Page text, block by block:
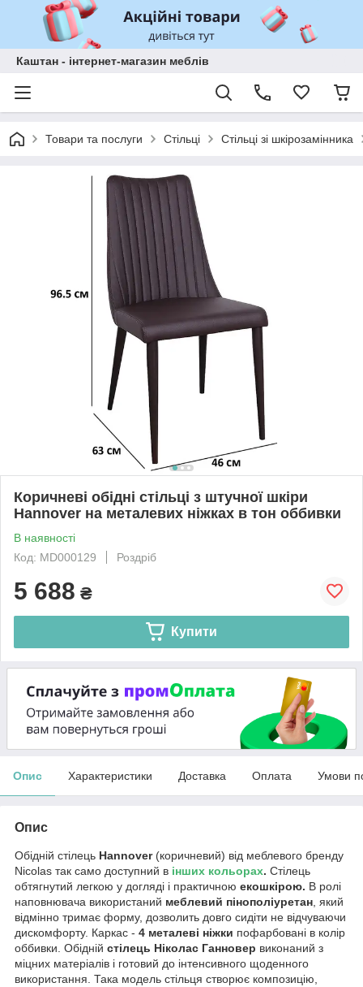
Каштан - інтернет-магазин меблів
Товари та послуги Стільці Стільці зі шкірозамінника
Коричневі обідні стільці з штучної шкіри
Hannover на металевих ніжках в тон оббивки
В наявності
Код: MD000129
Роздріб
5 688 ₴
Купити
Опис Характеристики Доставка Оплата Умови
Опис
Обідній стілець Hannover (коричневий) від меблевого бренду
Nicolas так само доступний в інших кольорах. Стілець
обтягнутий легкою у догляді і практичною екошкірою. В ролі
наповнювача використаний меблевий пінополіуретан, який
відмінно тримає форму, дозволить довго сидіти не відчуваючи
дискомфорту. Каркас - 4 металеві ніжки пофарбовані в колір
оббивки. Обідній стілець Ніколас Ганновер виконаний з
міцних матеріалів і готовий до інтенсивного щоденного
використання. Така модель стільця створює композицію,